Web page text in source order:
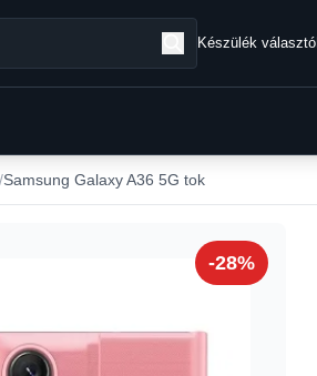
Készülék választó
Samsung Galaxy A36 5G tok
-28%